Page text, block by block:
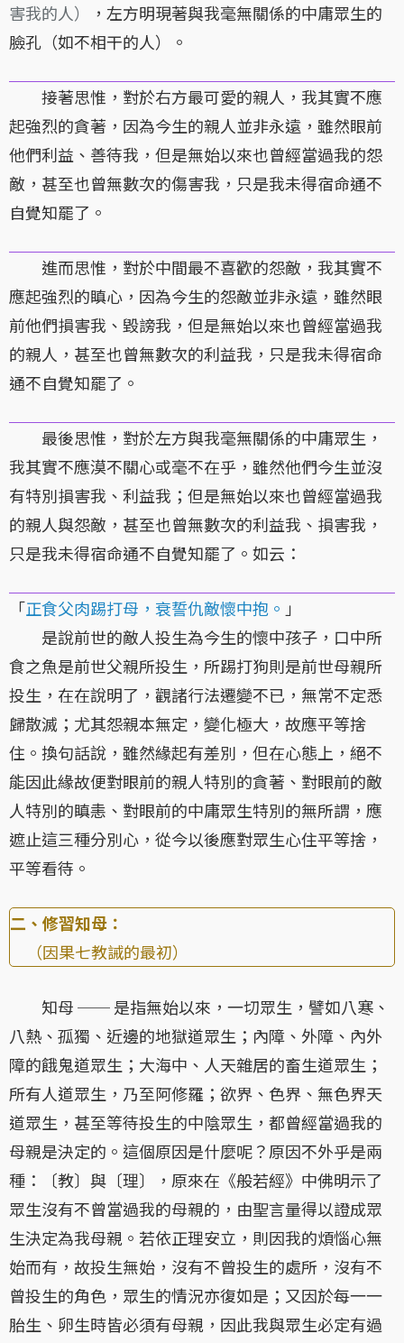
害我的人）
，左方明現著與我毫無關係的中庸眾生的
臉孔（如不相干的人）。
接著思惟，對於右方最可愛的親人，我其實不應
起強烈的貪著，因為今生的親人並非永遠，雖然眼前
他們利益、善待我，但是無始以來也曾經當過我的怨
敵，甚至也曾無數次的傷害我，只是我未得宿命通不
自覺知罷了。
進而思惟，對於中間最不喜歡的怨敵，我其實不
應起強烈的瞋心，因為今生的怨敵並非永遠，雖然眼
前他們損害我、毀謗我，但是無始以來也曾經當過我
的親人，甚至也曾無數次的利益我，只是我未得宿命
通不自覺知罷了。
最後思惟，對於左方與我毫無關係的中庸眾生，
我其實不應漠不關心或毫不在乎，雖然他們今生並沒
有特別損害我、利益我；但是無始以來也曾經當過我
的親人與怨敵，甚至也曾無數次的利益我、損害我，
只是我未得宿命通不自覺知罷了。如云：
「正食父肉踢打母，衰誓仇敵懷中抱。 」
是說前世的敵人投生為今生的懷中孩子，口中所
食之魚是前世父親所投生，所踢打狗則是前世母親所
投生，在在說明了，觀諸行法遷變不已，無常不定悉
歸散滅；尤其怨親本無定，變化極大，故應平等捨
住。換句話說，雖然緣起有差別，但在心態上，絕不
能因此緣故便對眼前的親人特別的貪著、對眼前的敵
人特別的瞋恚、對眼前的中庸眾生特別的無所謂，應
遮止這三種分別心，從今以後應對眾生心住平等捨，
平等看待。
二、修習知母：
（因果七教誡的最初）
知母 ── 是指無始以來，一切眾生，譬如八寒、
八熱、孤獨、近邊的地獄道眾生；內障、外障、內外
障的餓鬼道眾生；大海中、人天雜居的畜生道眾生；
所有人道眾生，乃至阿修羅；欲界、色界、無色界天
道眾生，甚至等待投生的中陰眾生，都曾經當過我的
母親是決定的。這個原因是什麼呢？原因不外乎是兩
種：〔教〕與〔理〕，原來在《般若經》中佛明示了
眾生沒有不曾當過我的母親的，由聖言量得以證成眾
生決定為我母親。若依正理安立，則因我的煩惱心無
始而有，故投生無始，沒有不曾投生的處所，沒有不
曾投生的角色，眾生的情況亦復如是；又因於每一一
胎生、卵生時皆必須有母親，因此我與眾生必定有過